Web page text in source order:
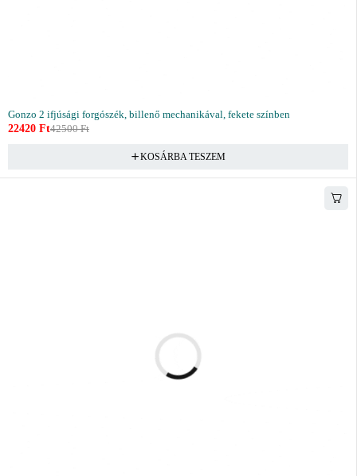
Gonzo 2 ifjúsági forgószék, billenő mechanikával, fekete színben
42500Ft
22420 Ft
KOSÁRBA TESZEM